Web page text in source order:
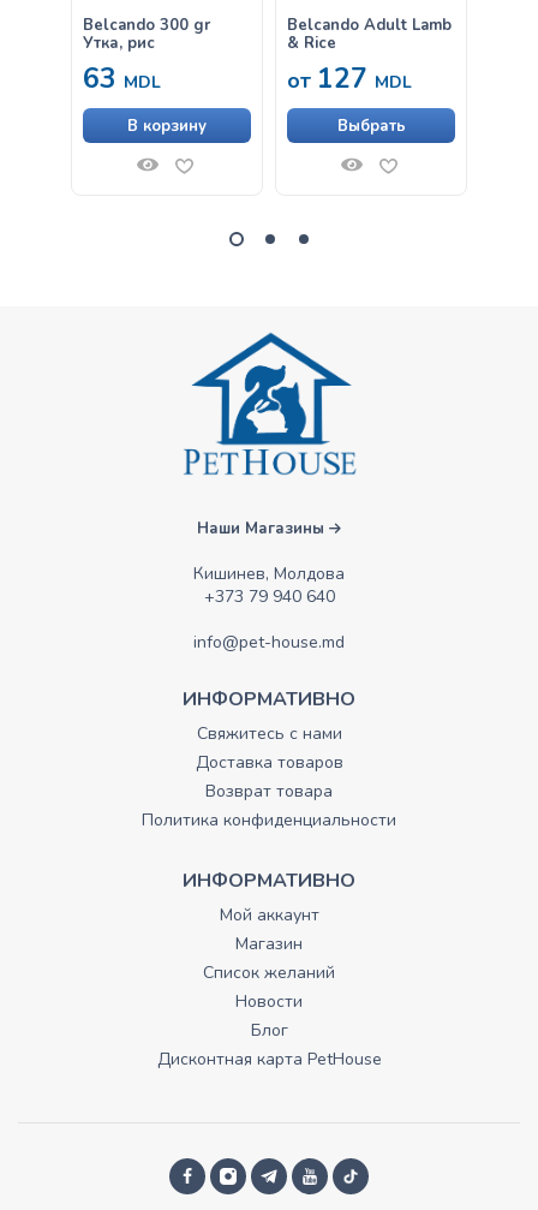
Belcando 300 gr
Утка, рис
63 MDL
В корзину
Belcando Adult Lamb
& Rice
от 127 MDL
Выбрать
Наши Магазины
Кишинев, Молдова
+373 79 940 640
info@pet-house.md
ИНФОРМАТИВНО
Свяжитесь с нами
Доставка товаров
Возврат товара
Политика конфиденциальности
ИНФОРМАТИВНО
Мой аккаунт
Магазин
Список желаний
Новости
Блог
Дисконтная карта PetHouse